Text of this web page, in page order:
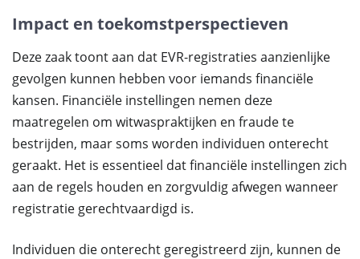
Impact en toekomstperspectieven
Deze zaak toont aan dat EVR-registraties aanzienlijke
gevolgen kunnen hebben voor iemands financiële
kansen. Financiële instellingen nemen deze
maatregelen om witwaspraktijken en fraude te
bestrijden, maar soms worden individuen onterecht
geraakt. Het is essentieel dat financiële instellingen zich
aan de regels houden en zorgvuldig afwegen wanneer
registratie gerechtvaardigd is.
Individuen die onterecht geregistreerd zijn, kunnen de